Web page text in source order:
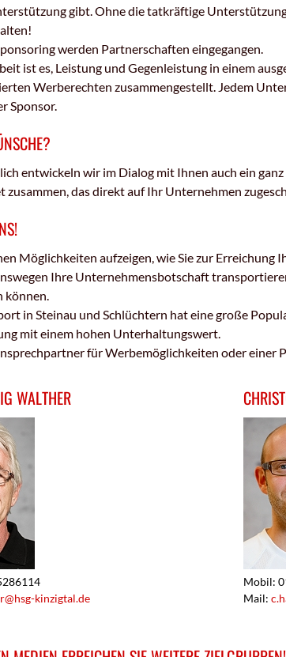
gibt. Ohne die tatkräftige
werden Partnerschaften eingegangen.
ist es, Leistung und Gegenleistung in einem
Werberechten zusammengestellt. Jedem
Sponsor.
entwickeln wir im Dialog mit Ihnen auch ein
zusammen, das direkt auf Ihr Unternehmen
Möglichkeiten aufzeigen, wie Sie zur Erreichung
Ihre Unternehmensbotschaft
können.
in Steinau und Schlüchtern hat eine große
mit einem hohen Unterhaltungswert.
für Werbemöglichkeiten oder einer
WALTHER
kinzigtal.de
Mobil:
Mail: